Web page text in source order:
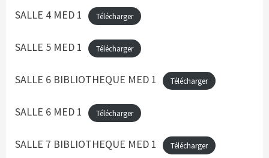
SALLE 4 MED 1 Télécharger
SALLE 5 MED 1 Télécharger
SALLE 6 BIBLIOTHEQUE MED 1 Télécharger
SALLE 6 MED 1 Télécharger
SALLE 7 BIBLIOTHEQUE MED 1 Télécharger